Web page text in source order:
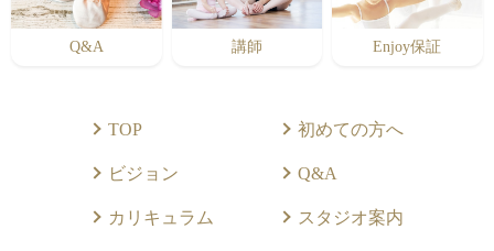
Q&A 講師 Enjoy保証
TOP
ビジョン
カリキュラム
初めての方へ
Q&A
スタジオ案内